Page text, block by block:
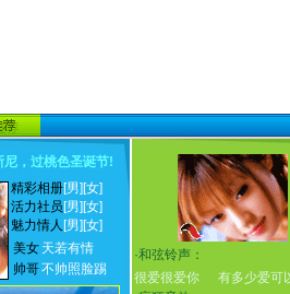
尼，过桃色圣诞节!
精彩相册[男] [女]
活力社员 [男] [女]
魅力情人 [男] [女]
美女 天若有情
帅哥不帅照脸踢
·和弦铃声：
很爱很爱你
有多少爱可